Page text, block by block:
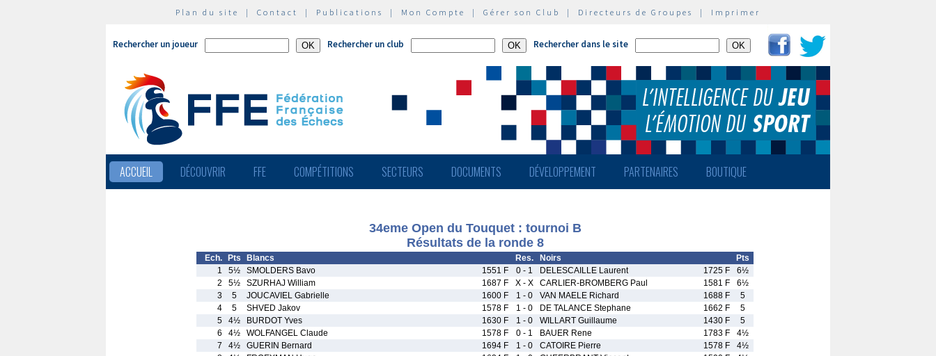
Plan du site | Contact | Publications | Mon Compte | Gérer son Club | Directeurs de Groupes | Imprimer
Rechercher un joueur Rechercher un club Rechercher dans le site
ACCUEIL DÉCOUVRIR FFE COMPÉTITIONS SECTEURS DOCUMENTS DÉVELOPPEMENT PARTENAIRES BOUTIQUE
34eme Open du Touquet : tournoi B
Résultats de la ronde 8
Ech. Pts Blancs Res. Noirs
Pts
1
5½ SMOLDERS Bavo 1551 F 0 - 1 DELESCAILLE Laurent 1725 F
6½
2
5½ SZURHAJ William 1687 F X - X CARLIER-BROMBERG Paul 1581 F
6½
3
5 JOUCAVIEL Gabrielle 1600 F 1 - 0 VAN MAELE Richard 1688 F
5
4
5 SHVED Jakov 1578 F 1 - 0 DE TALANCE Stephane 1662 F
5
5
4½ BURDOT Yves 1630 F 1 - 0 WILLART Guillaume 1430 F
5
6
4½ WOLFANGEL Claude 1578 F 0 - 1 BAUER Rene 1783 F
4½
7
4½ GUERIN Bernard 1694 F 1 - 0 CATOIRE Pierre 1578 F
4½